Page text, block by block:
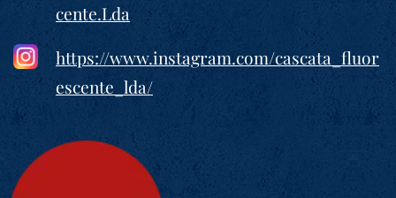
cente.Lda
https://www.instagram.com/cascata_fluor
escente_lda/